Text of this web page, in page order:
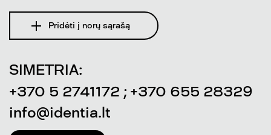
Pridėti į norų sąrašą
SIMETRIA:
+370 5 2741172 ; +370 655 28329
info@identia.lt